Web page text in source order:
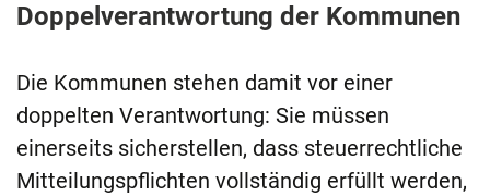
Doppelverantwortung der Kommunen
Die Kommunen stehen damit vor einer
doppelten Verantwortung: Sie müssen
einerseits sicherstellen, dass steuerrechtliche
Mitteilungspflichten vollständig erfüllt werden,